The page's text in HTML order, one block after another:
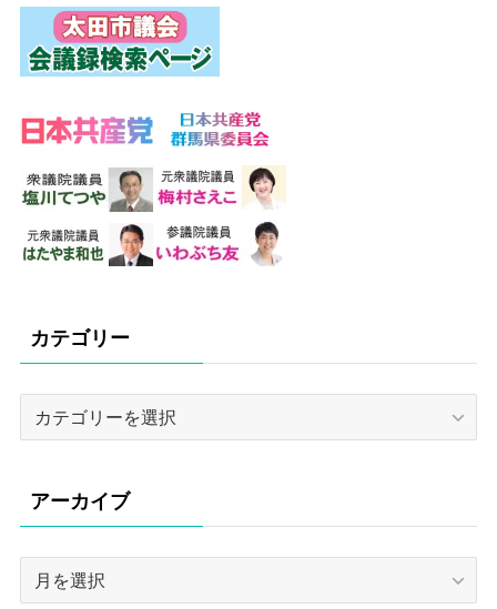
カテゴリー
ー
アーカイブ